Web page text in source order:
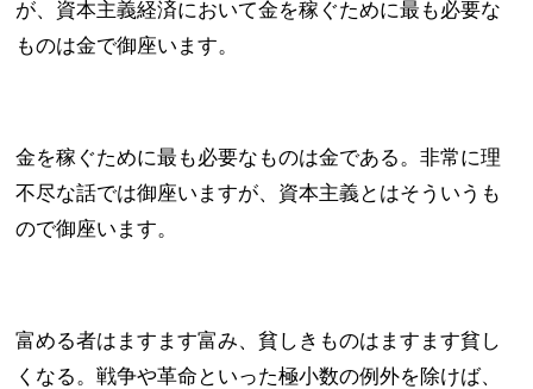
が、資本主義経済において金を稼ぐために最も必要な
ものは金で御座います。
金を稼ぐために最も必要なものは金である。非常に理
不尽な話では御座いますが、資本主義とはそういうも
ので御座います。
富める者はますます富み、貧しきものはますます貧し
くなる。戦争や革命といった極小数の例外を除けば、